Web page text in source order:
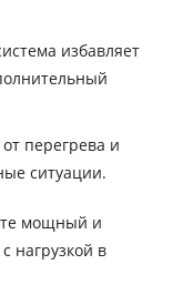
избавляет
перегрева и
ситуации.
мощный и
нагрузкой в